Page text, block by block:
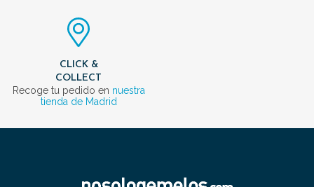
CLICK &
COLLECT
Recoge tu pedido en nuestra
tienda de Madrid